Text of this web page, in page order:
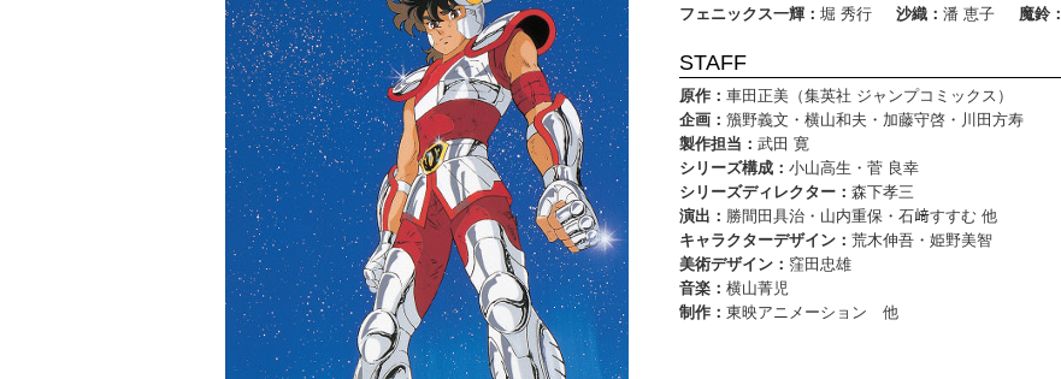
フェニックス一輝： 堀 秀行 沙織： 潘 恵子 魔鈴：
STAFF
原作： 車田正美（集英社 ジャンプコミックス）
企画： 籏野義文・横山和夫・加藤守啓・川田方寿
製作担当： 武田 寛
シリーズ構成： 小山高生・菅 良幸
シリーズディレクター： 森下孝三
演出： 勝間田具治・山内重保・石﨑すすむ 他
キャラクターデザイン： 荒木伸吾・姫野美智
美術デザイン： 窪田忠雄
音楽： 横山菁児
制作： 東映アニメーション 他